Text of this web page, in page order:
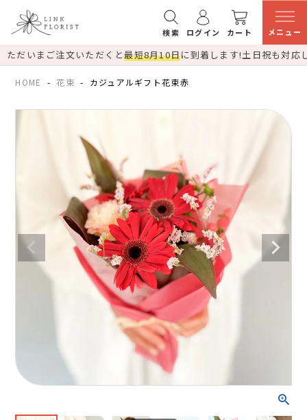
検索 ログイン カート メニュー
ただいまご注文いただくと最短8月10日に到着します!土日祝も対応
HOME 花束 カジュアルギフト花束赤